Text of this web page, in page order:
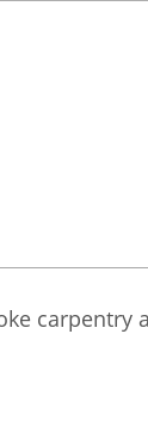
carpentry